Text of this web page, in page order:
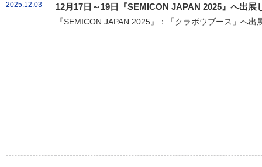
2025.12.03 12月17日～19日『SEMICON JAPAN 2025』へ出展
『SEMICON JAPAN 2025』：「クラボウブース」へ